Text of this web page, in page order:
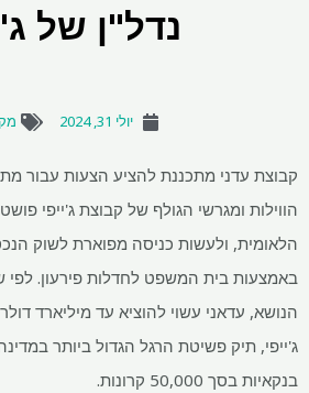
נדל"ן של
יולי 31, 2024
קבוצת עדני מתכננת להציע הצעות עבור
הווילות ומגרשי הגולף של קבוצת ג'ייפי
הלאומית, ולעשות כניסה מפוארת לשוק
באמצעות בית המשפט לחדלות פירעון. לפי
הנושא, עדאני עשוי להוציא עד מיליארד
ג'ייפי, תיק פשיטת הרגל הגדול ביותר
בנקאיות בסך 50,000 קרונות.